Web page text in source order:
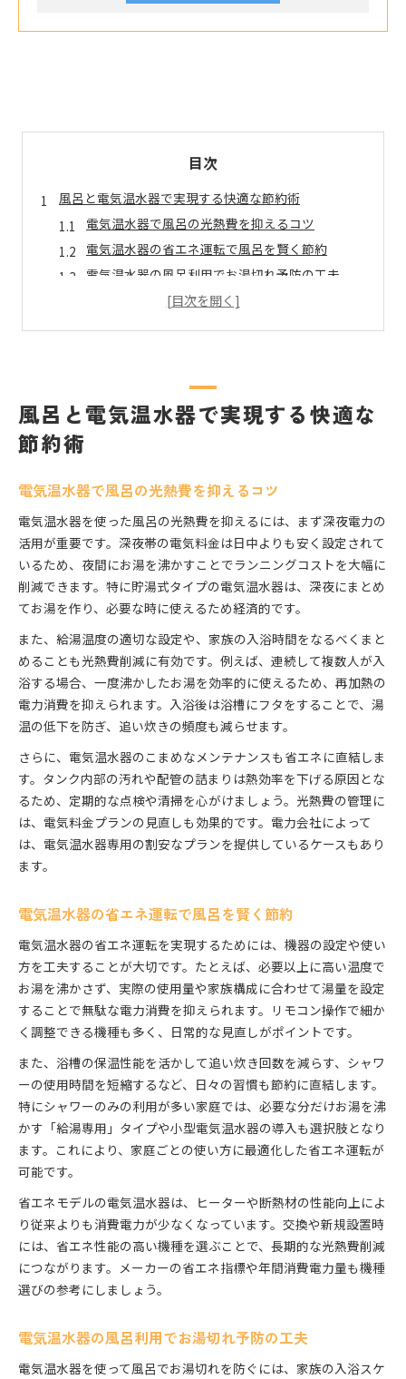
目次
風呂と電気温水器で実現する快適な節約術
電気温水器で風呂の光熱費を抑えるコツ
電気温水器の省エネ運転で風呂を賢く節約
電気温水器の風呂利用でお湯切れ予防の工夫
電気温水器と比較した他給湯器の節約効果
電気温水器による深夜入浴のメリットと注意点
電気温水器で深夜お湯が出ない時の対策
お湯切れを防ぐ電気温水器活用テクニック
電気温水器で風呂のお湯切れを防ぐポイント
電気温水器の湯量調整で快適な風呂生活
お湯が出ない時に役立つ電気温水器の対処策
電気温水器のタンク容量を活かしたお湯管理術
家族構成別電気温水器風呂の使い方アイデア
光熱費の削減に効く電気温水器の選び方
電気温水器で風呂の電気代を見直す方法
省エネ型電気温水器の選び方とチェックポイント
電気温水器の風呂利用で光熱費削減を最大化
電気温水器と他給湯器のランニングコスト比較
電気温水器の風呂専用機種選びのポイント
お風呂タイムを彩る電気温水器の機能比較
電気温水器の風呂追い炊き機能を徹底解説
電気温水器とエコキュートの機能性比較
風呂時間を豊かにする電気温水器機能の選び方
電気温水器でできるシャワーのみ利用の工夫
電気温水器のシャワーのみ運用ポイント解説
電気温水器でシャワーだけ使う時の節約術
電気温水器風呂とシャワー利用の違いを知る
シャワー利用時電気温水器でお湯切れ防止策
小型電気温水器を活かしたシャワー利用法
風呂と電気温水器で実現する快適な
節約術
電気温水器で風呂の光熱費を抑えるコツ
電気温水器を使った風呂の光熱費を抑えるには、まず深夜電力の
活用が重要です。深夜帯の電気料金は日中よりも安く設定されて
いるため、夜間にお湯を沸かすことでランニングコストを大幅に
削減できます。特に貯湯式タイプの電気温水器は、深夜にまとめ
てお湯を作り、必要な時に使えるため経済的です。
また、給湯温度の適切な設定や、家族の入浴時間をなるべくまと
めることも光熱費削減に有効です。例えば、連続して複数人が入
浴する場合、一度沸かしたお湯を効率的に使えるため、再加熱の
電力消費を抑えられます。入浴後は浴槽にフタをすることで、湯
温の低下を防ぎ、追い炊きの頻度も減らせます。
さらに、電気温水器のこまめなメンテナンスも省エネに直結しま
す。タンク内部の汚れや配管の詰まりは熱効率を下げる原因とな
るため、定期的な点検や清掃を心がけましょう。光熱費の管理に
は、電気料金プランの見直しも効果的です。電力会社によって
は、電気温水器専用の割安なプランを提供しているケースもあり
ます。
電気温水器の省エネ運転で風呂を賢く節約
電気温水器の省エネ運転を実現するためには、機器の設定や使い
方を工夫することが大切です。たとえば、必要以上に高い温度で
お湯を沸かさず、実際の使用量や家族構成に合わせて湯量を設定
することで無駄な電力消費を抑えられます。リモコン操作で細か
く調整できる機種も多く、日常的な見直しがポイントです。
また、浴槽の保温性能を活かして追い炊き回数を減らす、シャワ
ーの使用時間を短縮するなど、日々の習慣も節約に直結します。
特にシャワーのみの利用が多い家庭では、必要な分だけお湯を沸
かす「給湯専用」タイプや小型電気温水器の導入も選択肢となり
ます。これにより、家庭ごとの使い方に最適化した省エネ運転が
可能です。
省エネモデルの電気温水器は、ヒーターや断熱材の性能向上によ
り従来よりも消費電力が少なくなっています。交換や新規設置時
には、省エネ性能の高い機種を選ぶことで、長期的な光熱費削減
につながります。メーカーの省エネ指標や年間消費電力量も機種
選びの参考にしましょう。
電気温水器の風呂利用でお湯切れ予防の工夫
電気温水器を使って風呂でお湯切れを防ぐには、家族の入浴スケ